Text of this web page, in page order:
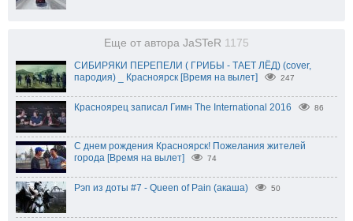
Еще от автора JaSTeR 1175
СИБИРЯКИ ПЕРЕПЕЛИ ( ГРИБЫ - ТАЕТ ЛЁД) (cover,
пародия) _ Красноярск [Время на вылет]
247
Красноярец записал Гимн The International 2016 86
С днем рождения Красноярск! Пожелания жителей
города [Время на вылет]
74
Рэп из доты #7 - Queen of Pain (акаша) 50